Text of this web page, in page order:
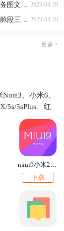
2023-04-28
2023-04-28
更多 >
、小米6、
5s/5sPlus、红
顶配版、小
吧！本站提供各
稳定版下
下载